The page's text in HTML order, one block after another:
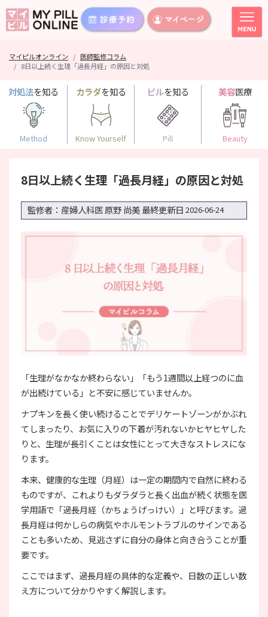
マイピルオンライン
医師監修コラム
8日以上続く生理「過長月経」の原因と対処
対処法を知る
Method
カラダを知る
Know Yourself
ピルを知る
Pill
美容医療
Beauty
8日以上続く生理「過長月経」の原因と対処
監修者：産婦人科医 原野 尚美最終更新日 2026-06-24
「生理がなかなか終わらない」「もう1週間以上経つのに血
が出続けている」と不安に感じていませんか。
ナプキンを長く使い続けることでデリケートゾーンがかぶれ
てしまったり、お気に入りの下着が汚れないかヒヤヒヤした
りと、生理が長引くことは女性にとって大きなストレスにな
ります。
本来、健康的な生理（月経）は一定の期間内で自然に終わる
ものですが、これよりもダラダラと長く出血が続く状態を医
学用語で「過長月経（かちょうげっけい）」と呼びます。過
長月経は何かしらの病気やホルモントラブルのサインである
ことも多いため、見逃さずに自分の身体と向き合うことが重
要です。
ここではまず、過長月経の具体的な定義や、日数の正しい数
え方について分かりやすく解説します。